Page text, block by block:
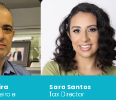
e
Sara Santos
Tax Director